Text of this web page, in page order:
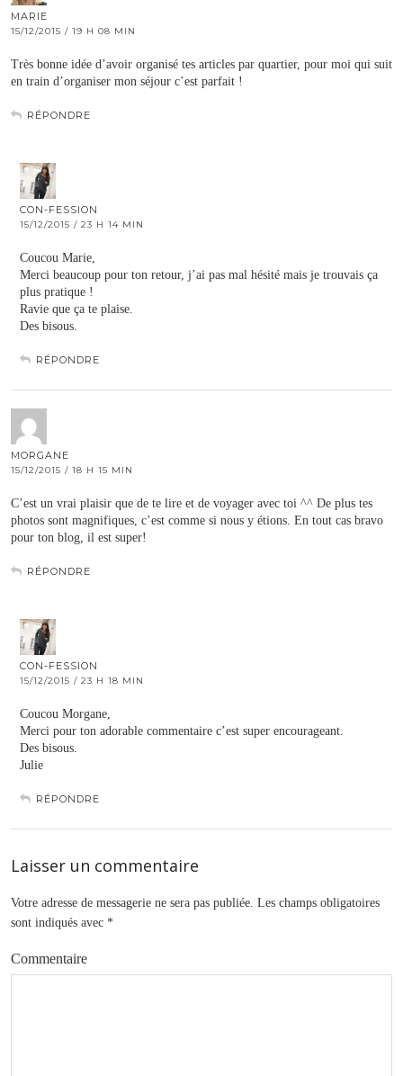
MARIE
15/12/2015 / 19 H 08 MIN
Très bonne idée d’avoir organisé tes articles par quartier, pour moi qui suit
en train d’organiser mon séjour c’est parfait !
RÉPONDRE
CON-FESSION
15/12/2015 / 23 H 14 MIN
Coucou Marie,
Merci beaucoup pour ton retour, j’ai pas mal hésité mais je trouvais ça
plus pratique !
Ravie que ça te plaise.
Des bisous.
RÉPONDRE
MORGANE
15/12/2015 / 18 H 15 MIN
C’est un vrai plaisir que de te lire et de voyager avec toi ^^ De plus tes
photos sont magnifiques, c’est comme si nous y étions. En tout cas bravo
pour ton blog, il est super!
RÉPONDRE
CON-FESSION
15/12/2015 / 23 H 18 MIN
Coucou Morgane,
Merci pour ton adorable commentaire c’est super encourageant.
Des bisous.
Julie
RÉPONDRE
Laisser un commentaire
Votre adresse de messagerie ne sera pas publiée. Les champs obligatoires
sont indiqués avec *
Commentaire